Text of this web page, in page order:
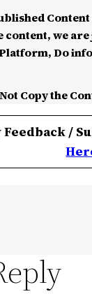
content, we
Do
Copy the
Feedback /